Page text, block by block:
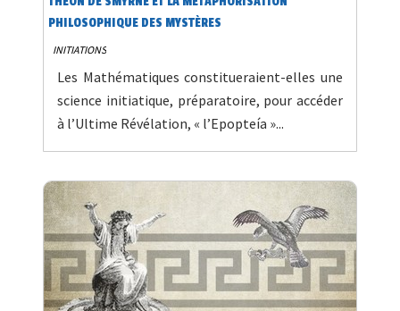
PHILOSOPHIQUE DES MYSTÈRES
INITIATIONS
Les Mathématiques constitueraient-elles une
science initiatique, préparatoire, pour accéder
à l’Ultime Révélation, « l’Epopteía »...